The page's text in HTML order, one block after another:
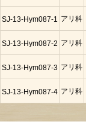
SJ-13-Hym087-1 アリ科
SJ-13-Hym087-2 アリ科
SJ-13-Hym087-3 アリ科
SJ-13-Hym087-4 アリ科